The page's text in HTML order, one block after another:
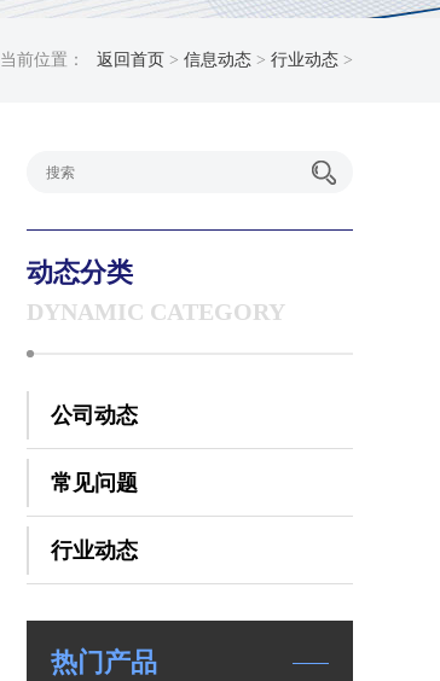
当前位置： 返回首页 > 信息动态 > 行业动态 >
动态分类
DYNAMIC CATEGORY
公司动态
常见问题
行业动态
热门产品